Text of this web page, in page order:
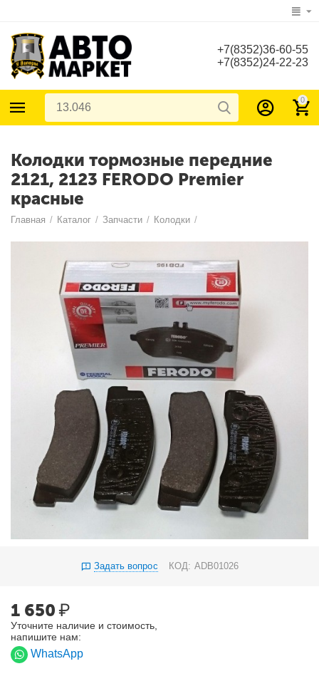
+7(8352)36-60-55
+7(8352)24-22-23
0
Колодки тормозные передние
2121, 2123 FERODO Premier
красные
Главная / Каталог / Запчасти / Колодки /
Задать вопрос КОД: ADB01026
1 650₽
Уточните наличие и стоимость,
напишите нам:
WhatsApp